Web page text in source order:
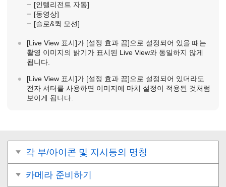
[인텔리전트 자동]
[동영상]
[슬로&퀵 모션]
[Live View 표시]가 [설정 효과 끔]으로 설정되어 있을 때는
촬영 이미지의 밝기가 표시된 Live View와 동일하지 않게
됩니다.
[Live View 표시]가 [설정 효과 끔]으로 설정되어 있더라도
전자 셔터를 사용하면 이미지에 마치 설정이 적용된 것처럼
보이게 됩니다.
각 부/아이콘 및 지시등의 명칭
카메라 준비하기